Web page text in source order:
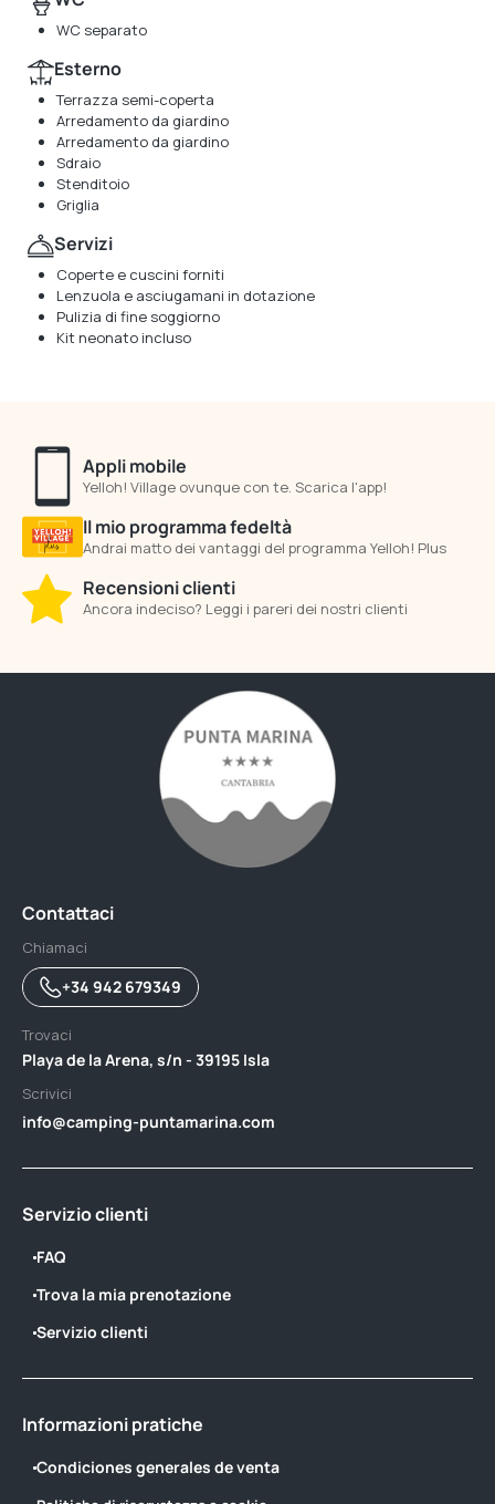
WC separato
Esterno
Terrazza semi-coperta
Arredamento da giardino
Arredamento da giardino
Sdraio
Stenditoio
Griglia
Servizi
Coperte e cuscini forniti
Lenzuola e asciugamani in dotazione
Pulizia di fine soggiorno
Kit neonato incluso
Appli mobile
Yelloh! Village ovunque con te. Scarica l'app!
Il mio programma fedeltà
Andrai matto dei vantaggi del programma Yelloh! Plus
Recensioni clienti
Ancora indeciso? Leggi i pareri dei nostri clienti
Contattaci
Chiamaci
+34 942 679349
Trovaci
Playa de la Arena, s/n - 39195 Isla
Scrivici
info@camping-puntamarina.com
Servizio clienti
FAQ
Trova la mia prenotazione
Servizio clienti
Informazioni pratiche
Condiciones generales de venta